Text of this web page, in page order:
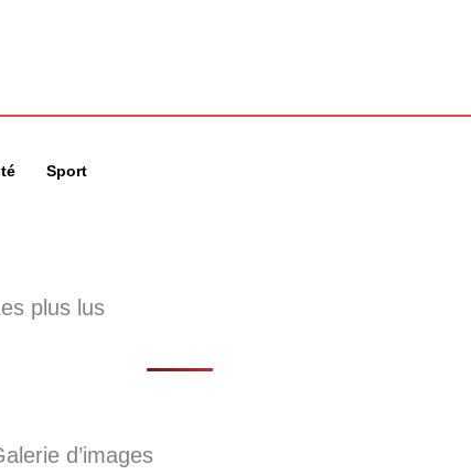
Sport
plus lus
d’images